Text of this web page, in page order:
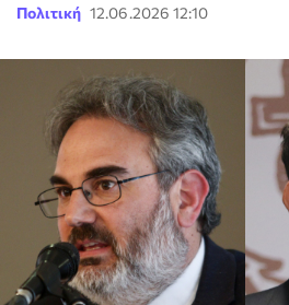
Πολιτική 12.06.2026 12:10